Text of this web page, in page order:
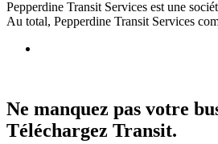
Pepperdine Transit Services est une
Au total, Pepperdine Transit Services
Ne manquez pas votre
Téléchargez Transit.